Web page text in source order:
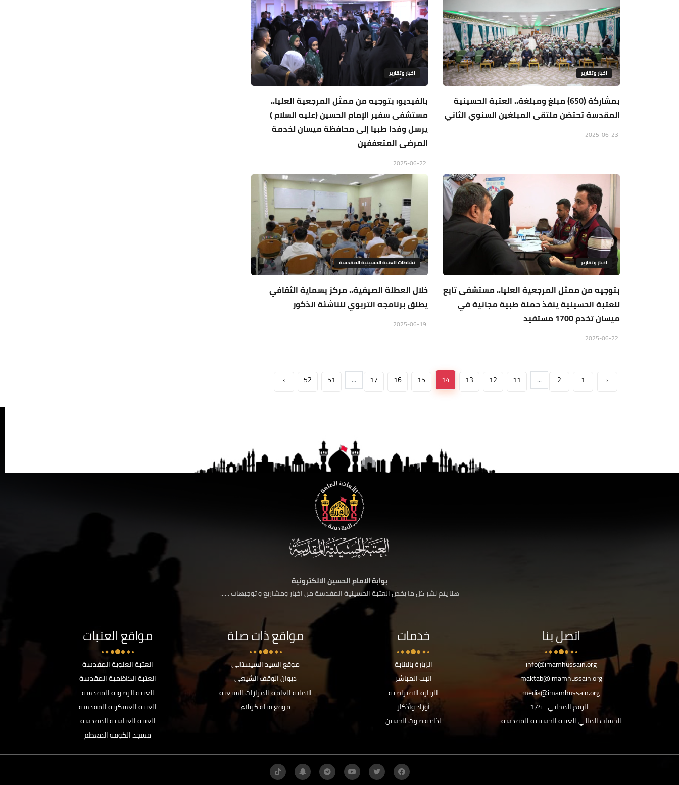
اخبار وتقارير
بمشاركة (650) مبلغ ومبلغة.. العتبة الحسينية
المقدسة تحتضن ملتقى المبلغين السنوي الثاني
اخبار وتقارير
بالفيديو: بتوجيه من ممثل المرجعية العليا..
مستشفى سفير الإمام الحسين (عليه السلام )
يرسل وفدا طبيا إلى محافظة ميسان لخدمة
المرضى المتعففين
اخبار وتقارير
بتوجيه من ممثل المرجعية العليا.. مستشفى تابع
للعتبة الحسينية ينفذ حملة طبية مجانية في
ميسان تخدم 1700 مستفيد
نشاطات العتبة الحسينية المقدسة
خلال العطلة الصيفية.. مركز بسماية الثقافي
يطلق برنامجه التربوي للناشئة الذكور
‹
1
2
...
11
12
13
14
15
16
17
...
51
52
›
بوابة الامام الحسين الالكترونية
هنا يتم نشر كل ما يخص العتبة الحسينية المقدسة من اخبار ومشاريع و توجيهات ......
اتصل بنا
info@imamhussain.org
maktab@imamhussain.org
media@imamhussain.org
الرقم المجاني 174
الحساب المالي للعتبة الحسينية المقدسة
خدمات
الزيارة بالانابة
البث المباشر
الزيارة الافتراضية
أوراد وأذكار
اذاعة صوت الحسين
مواقع ذات صلة
موقع السيد السيستاني
ديوان الوقف الشيعي
الامانة العامة للمزارات الشيعية
موقع قناة كربلاء
مواقع العتبات
العتبة العلوية المقدسة
العتبة الكاظمية المقدسة
العتبة الرضوية المقدسة
العتبة العسكرية المقدسة
العتبة العباسية المقدسة
مسجد الكوفة المعظم